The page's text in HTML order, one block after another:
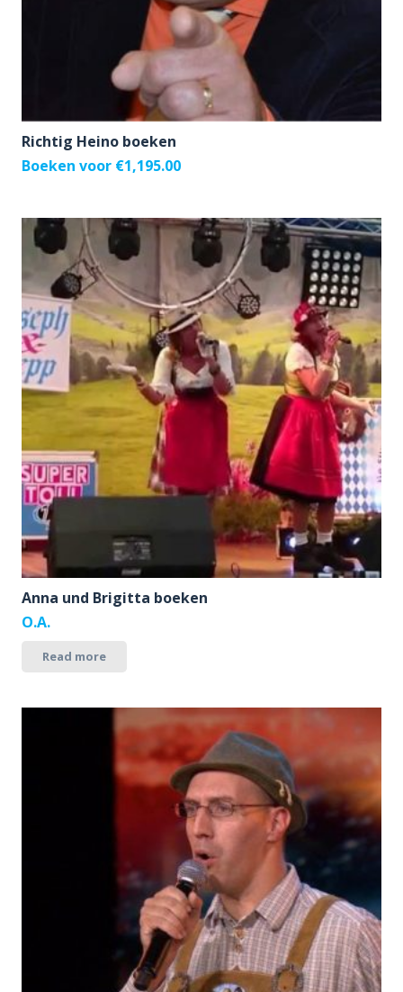
Richtig Heino boeken
Boeken voor €1,195.00
Anna und Brigitta boeken
O.A.
Read more